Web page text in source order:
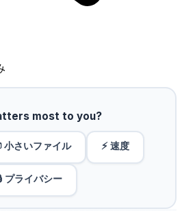
most to you?
小さいファイル ⚡ 速度
プライバシー